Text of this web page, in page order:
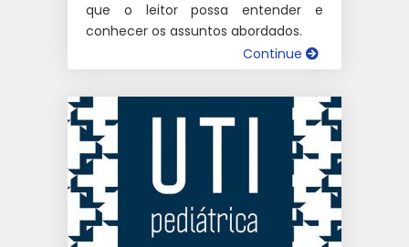
que o leitor possa entender e
conhecer os assuntos abordados.
Continue